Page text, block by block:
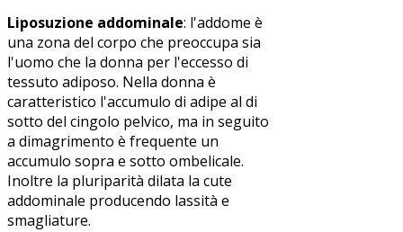
Liposuzione addominale: l'addome è
una zona del corpo che preoccupa sia
l'uomo che la donna per l'eccesso di
tessuto adiposo. Nella donna è
caratteristico l'accumulo di adipe al di
sotto del cingolo pelvico, ma in seguito
a dimagrimento è frequente un
accumulo sopra e sotto ombelicale.
Inoltre la pluriparità dilata la cute
addominale producendo lassità e
smagliature.